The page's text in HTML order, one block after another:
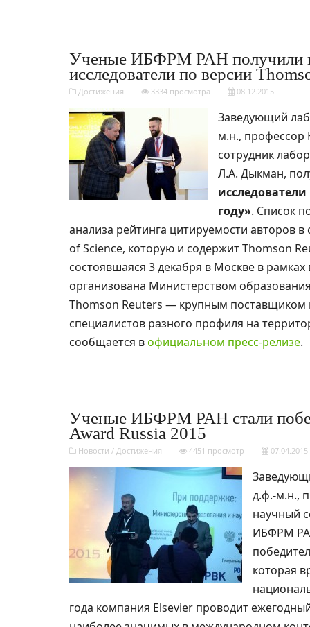
Ученые ИБФРМ РАН получили
исследователи по версии
Достижения 3334 просмотра 08.12.2015
Заведующий
м.н., профессор
сотрудник
Л.А. Дыкман,
году». Список
анализа рейтинга цитируемости авторов
of Science, которую и содержит Thomson
состоявшаяся 3 декабря в Москве в
организована Министерством
Thomson Reuters — крупным
специалистов разного профиля на
сообщается вофициальном пресс-релизе.
Ученые ИБФРМ РАН стали
Award Russia 2015
Новости / Достижения 4451 просмотр 07.04.2015
д.ф.-м.н.,
научный
ИБФРМ
которая
года компания Elsevier проводит